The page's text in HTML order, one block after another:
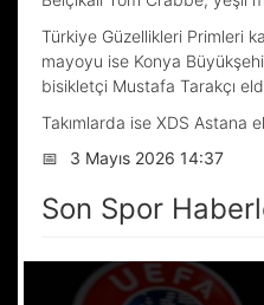
Türkiye Güzellikleri Primleri
mayoyu ise Konya
bisikletçi Mustafa Tarakçı
Takımlarda ise XDS Astana
📅
3 Mayıs 2026 14:37
Son Spor